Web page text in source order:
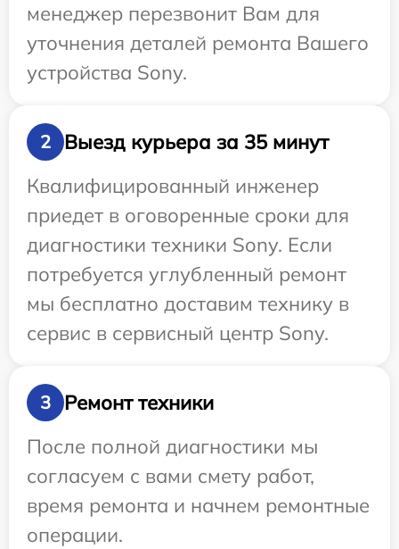
менеджер перезвонит Вам для
уточнения деталей ремонта Вашего
устройства Sony.
2
Выезд курьера за 35 минут
Квалифицированный инженер
приедет в оговоренные сроки для
диагностики техники Sony. Если
потребуется углубленный ремонт
мы бесплатно доставим технику в
сервис в сервисный центр Sony.
3
Ремонт техники
После полной диагностики мы
согласуем с вами смету работ,
время ремонта и начнем ремонтные
операции.